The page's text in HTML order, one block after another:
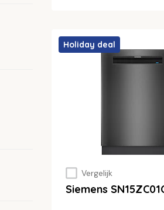
Holiday deal
Vergelijk
Siemens